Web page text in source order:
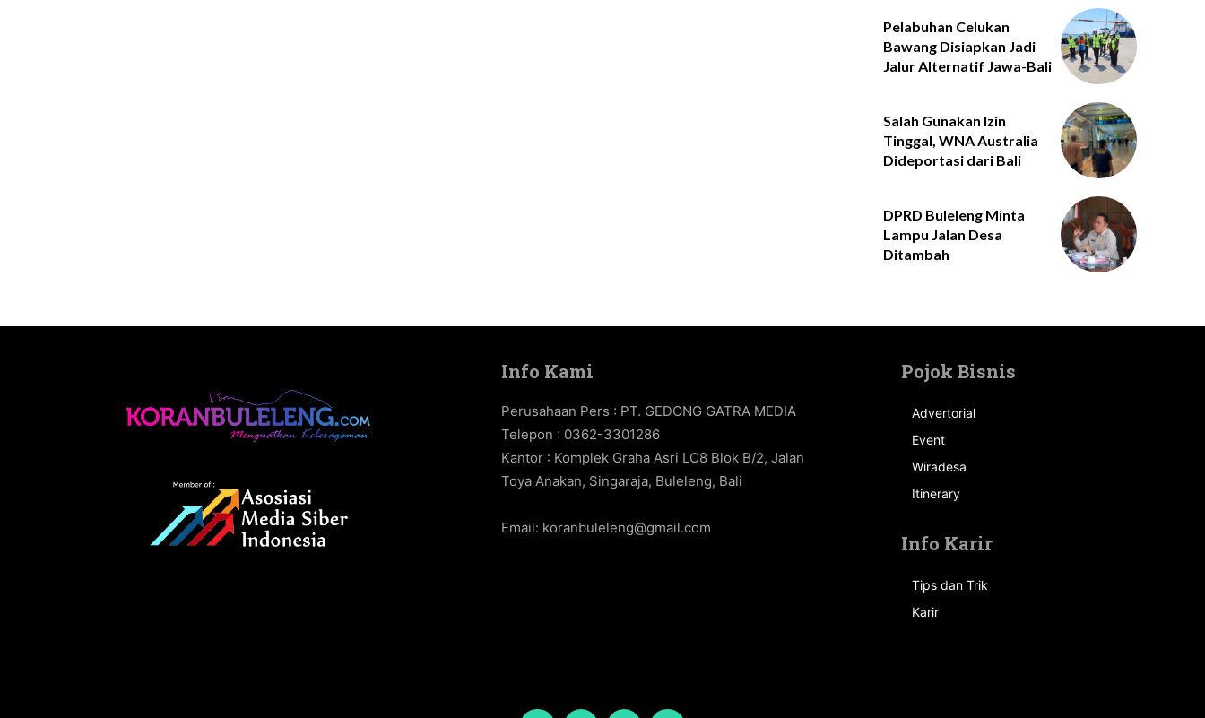
Pelabuhan Celukan
Bawang Disiapkan Jadi
Jalur Alternatif Jawa-Bali
Salah Gunakan Izin
Tinggal, WNA Australia
Dideportasi dari Bali
DPRD Buleleng Minta
Lampu Jalan Desa
Ditambah
Info Kami
Perusahaan Pers : PT. GEDONG GATRA MEDIA
Telepon : 0362-3301286
Kantor : Komplek Graha Asri LC8 Blok B/2, Jalan
Toya Anakan, Singaraja, Buleleng, Bali
Email: koranbuleleng@gmail.com
Pojok Bisnis
Advertorial
Event
Wiradesa
Itinerary
Info Karir
Tips dan Trik
Karir